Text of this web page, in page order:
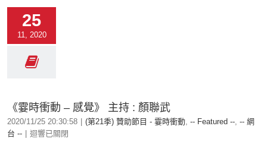
25
11, 2020
《霎時衝動 – 感覺》 主持 : 顏聯武
2020/11/25 20:30:58 (第21季) 贊助節目 - 霎時衝動, -- Featured --, -- 網
台 --
迴響已關閉